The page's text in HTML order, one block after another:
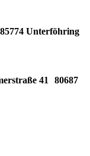
Unterföhring
41 80687